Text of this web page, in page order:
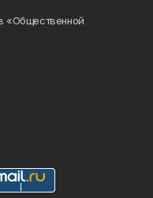
«Общественной